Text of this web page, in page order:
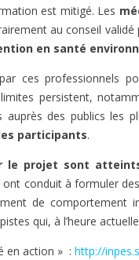
est mitigé. Les
au conseil validé
en santé
ces professionnels
persistent,
des publics les
participants.
le projet sont
conduit à formuler
de comportement
qui, à l’heure
en action » : http://